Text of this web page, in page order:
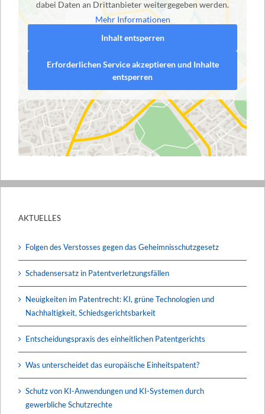
dabei Daten an Drittanbieter weitergegeben werden.
Mehr Informationen
Inhalt entsperren
Erforderlichen Service akzeptieren und Inhalte
entsperren
AKTUELLES
Folgen des Verstosses gegen das Geheimnisschutzgesetz
Schadensersatz in Patentverletzungsfällen
Neuigkeiten im Patentrecht: KI, grüne Technologien und
Nachhaltigkeit, Schiedsgerichtsbarkeit
Entscheidungspraxis des einheitlichen Patentgerichts
Was unterscheidet das europäische Einheitspatent?
Schutz von KI-Anwendungen und KI-Systemen durch
gewerbliche Schutzrechte